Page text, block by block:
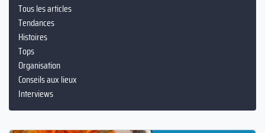
Tous les articles
Tendances
Histoires
Tops
Organisation
Conseils aux lieux
Interviews